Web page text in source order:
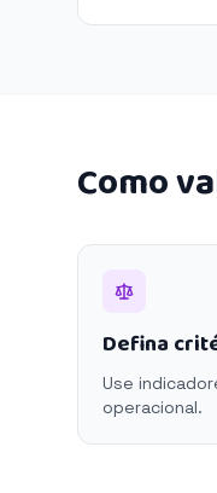
Como
Defina
Use
operacional.